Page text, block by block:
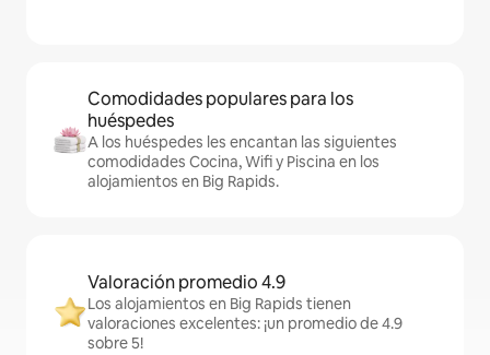
Comodidades populares para los
huéspedes
A los huéspedes les encantan las siguientes
comodidades Cocina, Wifi y Piscina en los
alojamientos en Big Rapids.
Valoración promedio 4.9
Los alojamientos en Big Rapids tienen
valoraciones excelentes: ¡un promedio de 4.9
sobre 5!